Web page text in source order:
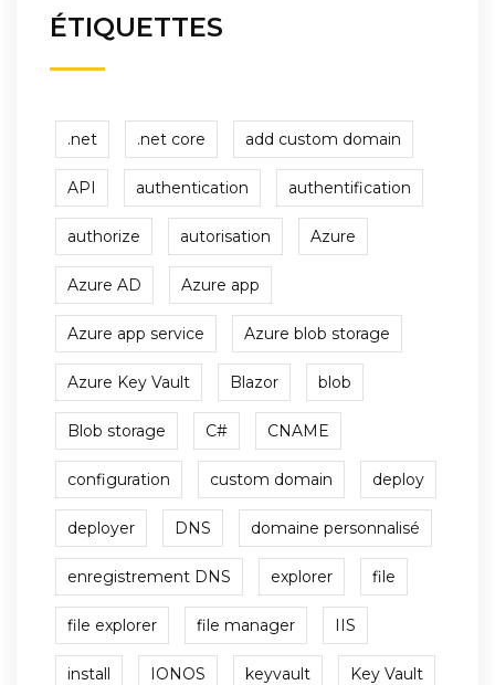
ÉTIQUETTES
.net .net core add custom domain
API authentication authentification
authorize autorisation Azure
Azure AD Azure app
Azure app service Azure blob storage
Azure Key Vault Blazor blob
Blob storage C# CNAME
configuration custom domain deploy
deployer DNS domaine personnalisé
enregistrement DNS explorer file
file explorer file manager IIS
install IONOS keyvault Key Vault